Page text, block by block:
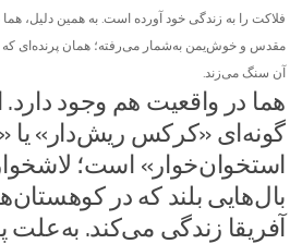
فلاکت را به زندگی خود آورده است. به همین دلیل،
مقدس و خوش‌یمن به‌شمار می‌رفته؛ همان پرنده‌ای که
آن سنگ می‌زند.
هما در واقعیت هم وجود
گونه‌ای «کرکس ریش‌دار» یا
استخوان‌خوار» است؛
بال‌هایی بلند که در
آفریقا زندگی می‌کند. به‌علت